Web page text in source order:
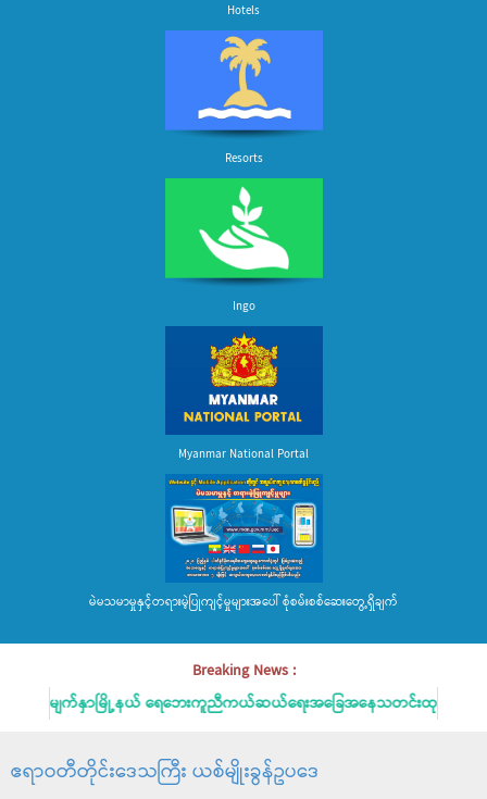
Hotels
Resorts
Ingo
Myanmar National Portal
မဲမသမာမှုနှင့်တရားမဲ့ပြုကျင့်မှုများအပေါ် စုံစမ်းစစ်ဆေးတွေ့ရှိချက်
Breaking News :
လေးမျက်နှာမြို့နယ် ရေဘေးကူညီကယ်ဆယ်ရေးအခြေအနေသတင်းထုတ်ပြန်ခြင်း
ဧရာဝတီတိုင်းဒေသကြီး ယစ်မျိုးခွန်ဥပ​ဒေ